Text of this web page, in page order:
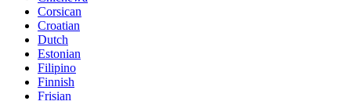
Corsican
Croatian
Dutch
Estonian
Filipino
Finnish
Frisian